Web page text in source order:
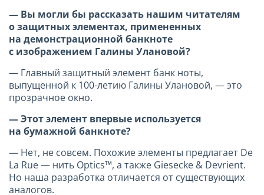
— Вы могли бы рассказать нашим читателям
о защитных элементах, примененных
на демонстрационной банкноте
с изображением Галины Улановой?
— Главный защитный элемент банк ноты,
выпущенной к 100-летию Галины Улановой, — это
прозрачное окно.
— Этот элемент впервые используется
на бумажной банкноте?
— Нет, не совсем. Похожие элементы предлагает De
La Rue— нить Optics™, а также Giesecke & Devrient.
Но наша разработка отличается от существующих
аналогов.